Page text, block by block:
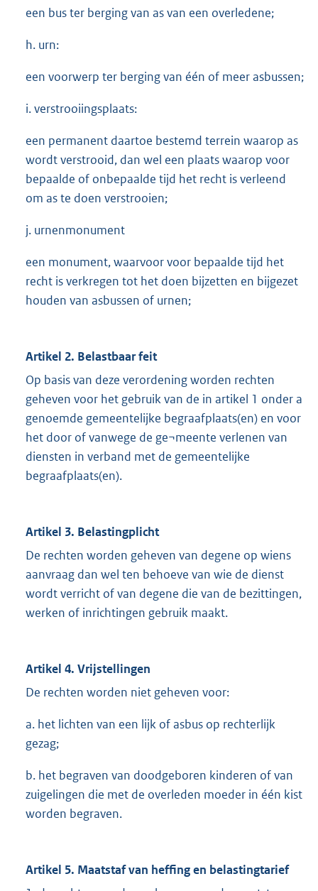
een bus ter berging van as van een overledene;
h. urn:
een voorwerp ter berging van één of meer asbussen;
i. verstrooiingsplaats:
een permanent daartoe bestemd terrein waarop as
wordt verstrooid, dan wel een plaats waarop voor
bepaalde of onbepaalde tijd het recht is verleend
om as te doen verstrooien;
j. urnenmonument
een monument, waarvoor voor bepaalde tijd het
recht is verkregen tot het doen bijzetten en bijgezet
houden van asbussen of urnen;
Artikel 2. Belastbaar feit
Op basis van deze verordening worden rechten
geheven voor het gebruik van de in artikel 1 onder a
genoemde gemeentelijke begraafplaats(en) en voor
het door of vanwege de ge¬meente verlenen van
diensten in verband met de gemeentelijke
begraafplaats(en).
Artikel 3. Belastingplicht
De rechten worden geheven van degene op wiens
aanvraag dan wel ten behoeve van wie de dienst
wordt verricht of van degene die van de bezittingen,
werken of inrichtingen gebruik maakt.
Artikel 4. Vrijstellingen
De rechten worden niet geheven voor:
a. het lichten van een lijk of asbus op rechterlijk
gezag;
b. het begraven van doodgeboren kinderen of van
zuigelingen die met de overleden moeder in één kist
worden begraven.
Artikel 5. Maatstaf van heffing en belastingtarief